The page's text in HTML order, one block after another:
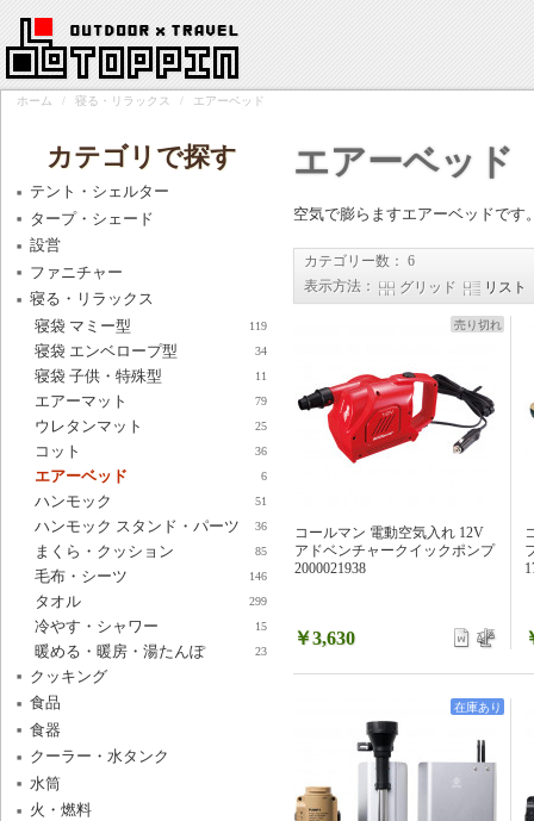
ホーム / 寝る・リラックス / エアーベッド
エアーベッド
空気で膨らますエアーベッドで
カテゴリー数： 6
表示方法：
グリッド リスト
コールマン 電動空気入れ 12V
アドベンチャークイックポンプ
2000021938
￥3,630
売り切れ
在庫あり
カテゴリで探す
テント・シェルター
タープ・シェード
設営
ファニチャー
寝る・リラックス
寝袋 マミー型
119
寝袋 エンベロープ型 34
寝袋 子供・特殊型 11
エアーマット 79
ウレタンマット 25
コット 36
エアーベッド 6
ハンモック 51
ハンモック スタンド・パーツ 36
まくら・クッション 85
毛布・シーツ 146
タオル 299
冷やす・シャワー 15
暖める・暖房・湯たんぽ 23
クッキング
食品
食器
クーラー・水タンク
水筒
火・燃料